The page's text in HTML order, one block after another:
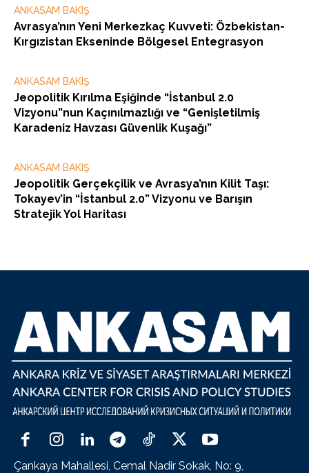
ANKASAM BAKIŞ
Avrasya’nın Yeni Merkezkaç Kuvveti: Özbekistan-
Kırgızistan Ekseninde Bölgesel Entegrasyon
ANKASAM BAKIŞ
Jeopolitik Kırılma Eşiğinde “İstanbul 2.0
Vizyonu”nun Kaçınılmazlığı ve “Genişletilmiş
Karadeniz Havzası Güvenlik Kuşağı”
ANKASAM BAKIŞ
Jeopolitik Gerçekçilik ve Avrasya’nın Kilit Taşı:
Tokayev’in “İstanbul 2.0” Vizyonu ve Barışın
Stratejik Yol Haritası
Çankaya Mahallesi, Cemal Nadir Sokak, No: 9,